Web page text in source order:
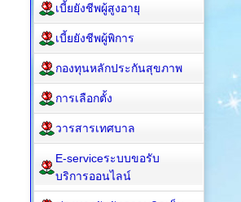
เบี้ยยังชีพผู้สูงอายุ
เบี้ยยังชีพผู้พิการ
กองทุนหลักประกันสุขภาพ
การเลือกตั้ง
วารสารเทศบาล
E-serviceระบบขอรับ
บริการออนไลน์